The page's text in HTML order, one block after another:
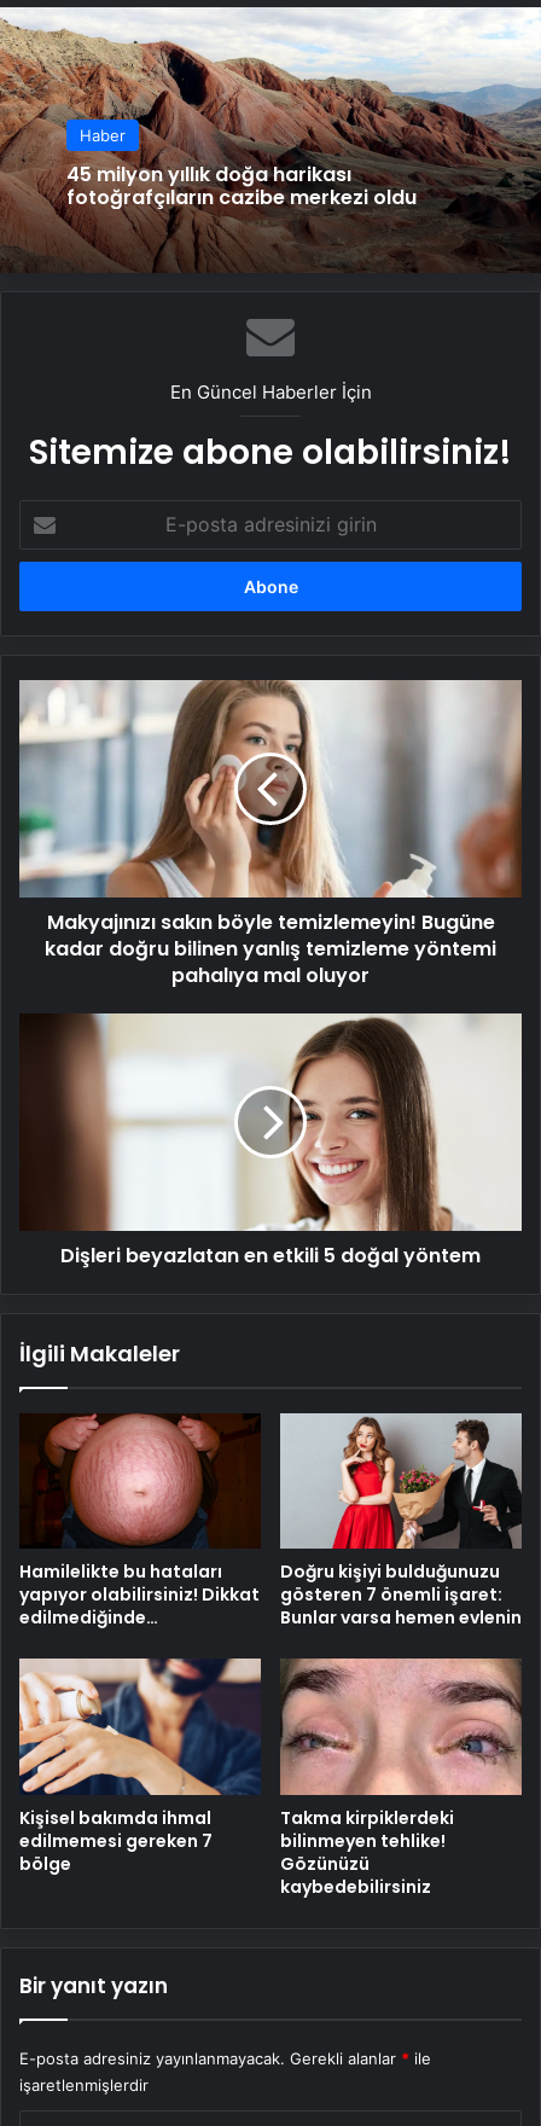
Haber
45 milyon yıllık doğa harikası
fotoğrafçıların cazibe merkezi oldu
En Güncel Haberler İçin
Sitemize abone olabilirsiniz!
posta
adresinizi
Makyajınızı
sakın
böyle
kadar
doğru
bilinen
yanlış
temizleme
yöntemi
Makyajınızı sakın böyle temizlemeyin! Bugüne
kadar doğru bilinen yanlış temizleme yöntemi
pahalıya mal oluyor
Dişleri beyazlatan en etkili 5 doğal yöntem
İlgili Makaleler
Hamilelikte bu hataları
yapıyor olabilirsiniz! Dikkat
edilmediğinde…
Doğru kişiyi bulduğunuzu
gösteren 7 önemli işaret:
Bunlar varsa hemen evlenin
Kişisel bakımda ihmal
edilmemesi gereken 7
bölge
Takma kirpiklerdeki
bilinmeyen tehlike!
Gözünüzü
kaybedebilirsiniz
Bir yanıt yazın
E-posta adresiniz yayınlanmayacak. Gerekli alanlar * ile
işaretlenmişlerdir